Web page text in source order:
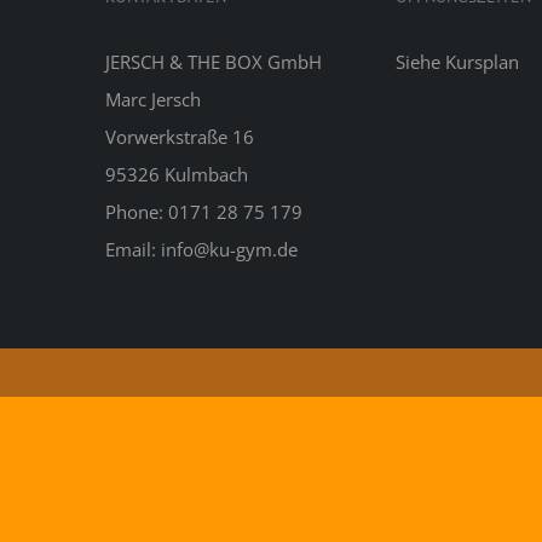
JERSCH & THE BOX GmbH
Marc Jersch
Vorwerkstraße 16
95326 Kulmbach
Phone: 0171 28 75 179
Email: info@ku-gym.de
Siehe Kursplan